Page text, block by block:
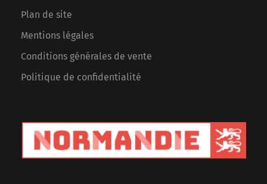
Plan de site
Mentions légales
Conditions générales de vente
Politique de confidentialité